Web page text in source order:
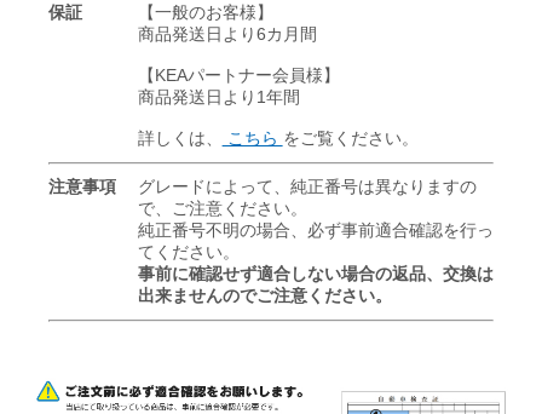
保証
【一般のお客様】
商品発送日より6カ月間
【KEAパートナー会員様】
商品発送日より1年間
詳しくは、 こちら をご覧ください。
注意事項
グレードによって、純正番号は異なりますの
で、ご注意ください。
純正番号不明の場合、必ず事前適合確認を行っ
てください。
事前に確認せず適合しない場合の返品、交換は
出来ませんのでご注意ください。